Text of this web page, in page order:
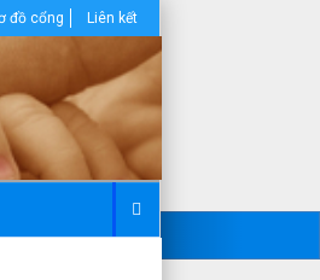
đồ cổng Liên kết